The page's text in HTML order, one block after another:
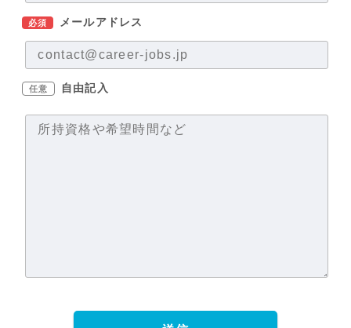
必須 メールアドレス
任意 自由記入